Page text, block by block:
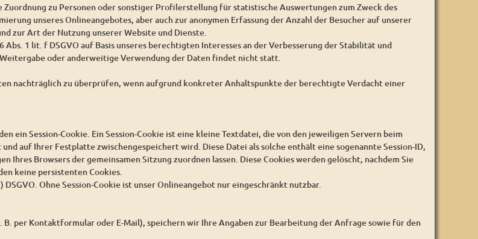
zu Personen oder sonstiger Profilerstellung für statistische Auswertungen zum Zweck des
unseres Onlineangebotes, aber auch zur anonymen Erfassung der Anzahl der Besucher auf unserer
zur Art der Nutzung unserer Website und Dienste.
1 lit. f DSGVO auf Basis unseres berechtigten Interesses an der Verbesserung der Stabilität und
oder anderweitige Verwendung der Daten findet nicht statt.
nachträglich zu überprüfen, wenn aufgrund konkreter Anhaltspunkte der berechtigte Verdacht einer
ein Session-Cookie. Ein Session-Cookie ist eine kleine Textdatei, die von den jeweiligen Servern beim
auf Ihrer Festplatte zwischengespeichert wird. Diese Datei als solche enthält eine sogenannte Session-ID,
Ihres Browsers der gemeinsamen Sitzung zuordnen lassen. Diese Cookies werden gelöscht, nachdem Sie
keine persistenten Cookies.
Ohne Session-Cookie ist unser Onlineangebot nur eingeschränkt nutzbar.
per Kontaktformular oder E-Mail), speichern wir Ihre Angaben zur Bearbeitung der Anfrage sowie für den